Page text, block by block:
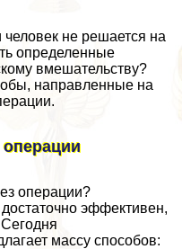
человек не решается на
определенные
вмешательству?
направленные на
операции?
эффективен,
массу способов: